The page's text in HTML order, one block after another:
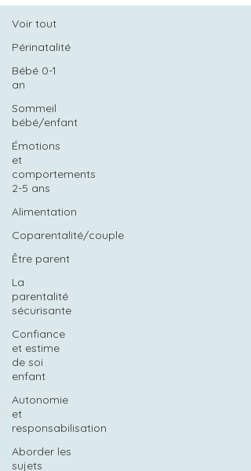
Voir tout
Périnatalité
Bébé 0-1
an
Sommeil
bébé/enfant
Émotions
et
comportements
2-5 ans
Alimentation
Coparentalité/couple
Être parent
La
parentalité
sécurisante
Confiance
et estime
de soi
enfant
Autonomie
et
responsabilisation
Aborder les
sujets